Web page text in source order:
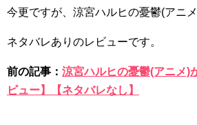
今更ですが、涼宮ハルヒの憂鬱(アニメ
ネタバレありのレビューです。
前の記事： 涼宮ハルヒの憂鬱(アニメ)
ビュー】【ネタバレなし】